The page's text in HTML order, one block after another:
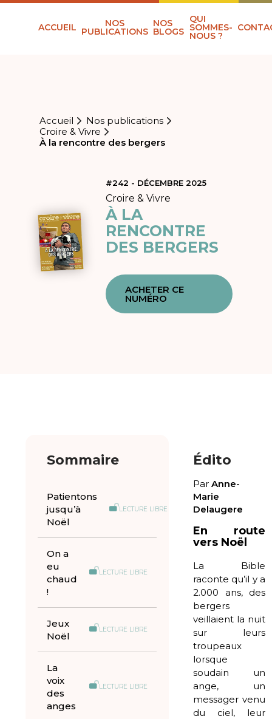
ACCUEIL NOS
PUBLICATIONS
NOS
BLOGS
QUI
SOMMES-
NOUS ?
Accueil
Nos publications
Croire & Vivre
À la rencontre des bergers
#242 - DÉCEMBRE 2025
Croire & Vivre
À LA
RENCONTRE
DES BERGERS
ACHETER CE
NUMÉRO
Sommaire
Patientons
jusqu’à
Noël
LECTURE LIBRE
On a
eu
chaud
!
LECTURE LIBRE
Jeux
Noël
LECTURE LIBRE
La
voix
des
anges
LECTURE LIBRE
Édito
ParAnne-
Marie
Delaugere
En route
vers Noël
La Bible
raconte qu’il y a
2.000 ans, des
bergers
veillaient la nuit
sur leurs
troupeaux
lorsque
soudain un
ange, un
messager venu
du ciel, leur